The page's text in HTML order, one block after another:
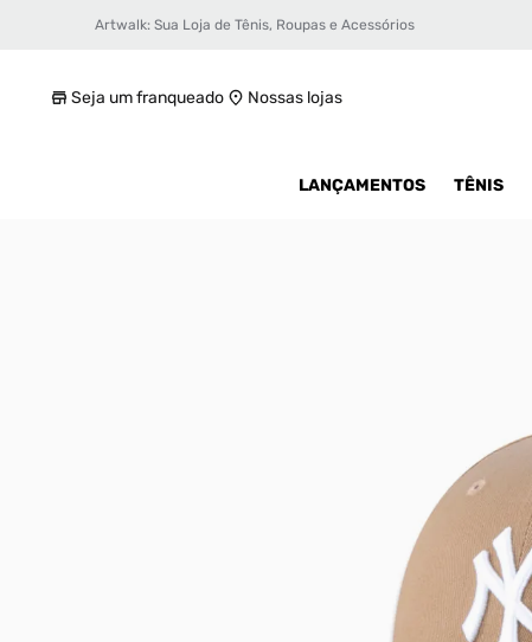
Artwalk: Sua Loja de Tênis, Roupas e Acessórios
Seja um franqueado Nossas lojas
LANÇAMENTOS TÊNIS
Boné New Era New York Yankees Unissex